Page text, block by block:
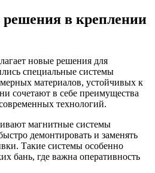
в креплении
новые решения для
специальные системы
материалов, устойчивых к
сочетают в себе преимущества
технологий.
магнитные системы
демонтировать и заменять
Такие системы особенно
бань, где важна оперативность